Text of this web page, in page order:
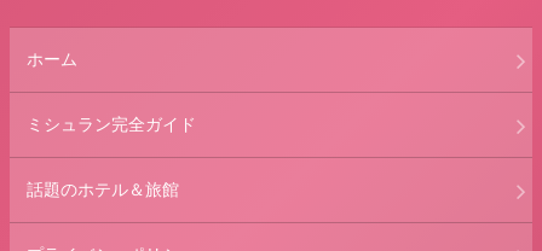
ホーム
ミシュラン完全ガイド
話題のホテル＆旅館